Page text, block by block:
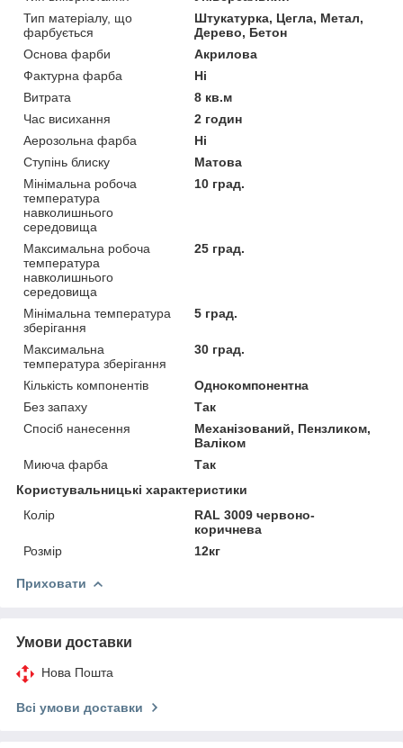
Тип матеріалу, що
фарбується
Штукатурка, Цегла, Метал,
Дерево, Бетон
Основа фарби
Акрилова
Фактурна фарба
Ні
Витрата
8 кв.м
Час висихання
2 годин
Аерозольна фарба
Ні
Ступінь блиску
Матова
Мінімальна робоча
температура
навколишнього
середовища
10 град.
Максимальна робоча
температура
навколишнього
середовища
25 град.
Мінімальна температура
зберігання
5 град.
Максимальна
температура зберігання
30 град.
Кількість компонентів
Однокомпонентна
Без запаху
Так
Спосіб нанесення
Механізований, Пензликом,
Валіком
Миюча фарба
Так
Користувальницькі характеристики
Колір
RAL 3009 червоно-
коричнева
Розмір
12кг
Приховати
Умови доставки
Нова Пошта
Всі умови доставки